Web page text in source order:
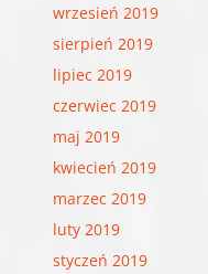
wrzesień 2019
sierpień 2019
lipiec 2019
czerwiec 2019
maj 2019
kwiecień 2019
marzec 2019
luty 2019
styczeń 2019